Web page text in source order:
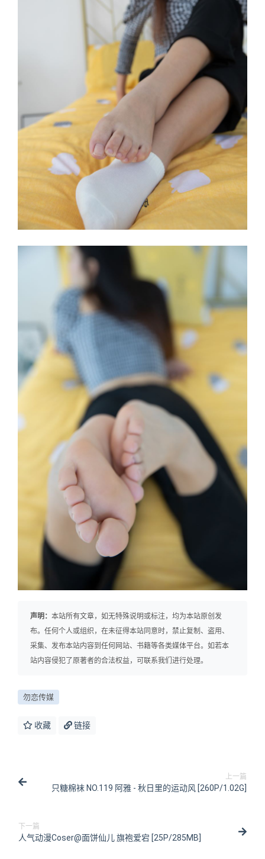
声明： 本站所有文章，如无特殊说明或标注，均为本站原创发
布。任何个人或组织，在未征得本站同意时，禁止复制、盗用、
采集、发布本站内容到任何网站、书籍等各类媒体平台。如若本
站内容侵犯了原著者的合法权益，可联系我们进行处理。
勿恋传媒
收藏 链接
上一篇
只糖棉袜 NO.119 阿雅 - 秋日里的运动风 [260P/1.02G]
下一篇
人气动漫Coser@面饼仙儿 旗袍爱宕 [25P/285MB]